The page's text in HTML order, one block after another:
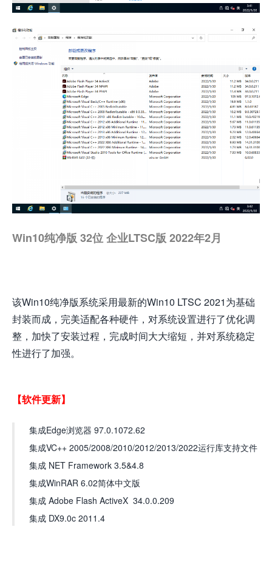
Win10纯净版 32位 企业LTSC版 2022年2月
该Win10纯净版系统采用最新的Win10 LTSC 2021为基础
封装而成，完美适配各种硬件，对系统设置进行了优化调
整，加快了安装过程，完成时间大大缩短，并对系统稳定
性进行了加强。
【软件更新】
集成Edge浏览器 97.0.1072.62
集成VC++ 2005/2008/2010/2012/2013/2022运行库支持文件
集成 NET Framework 3.5&4.8
集成WinRAR 6.02简体中文版
集成 Adobe Flash ActiveX 34.0.0.209
集成 DX9.0c 2011.4